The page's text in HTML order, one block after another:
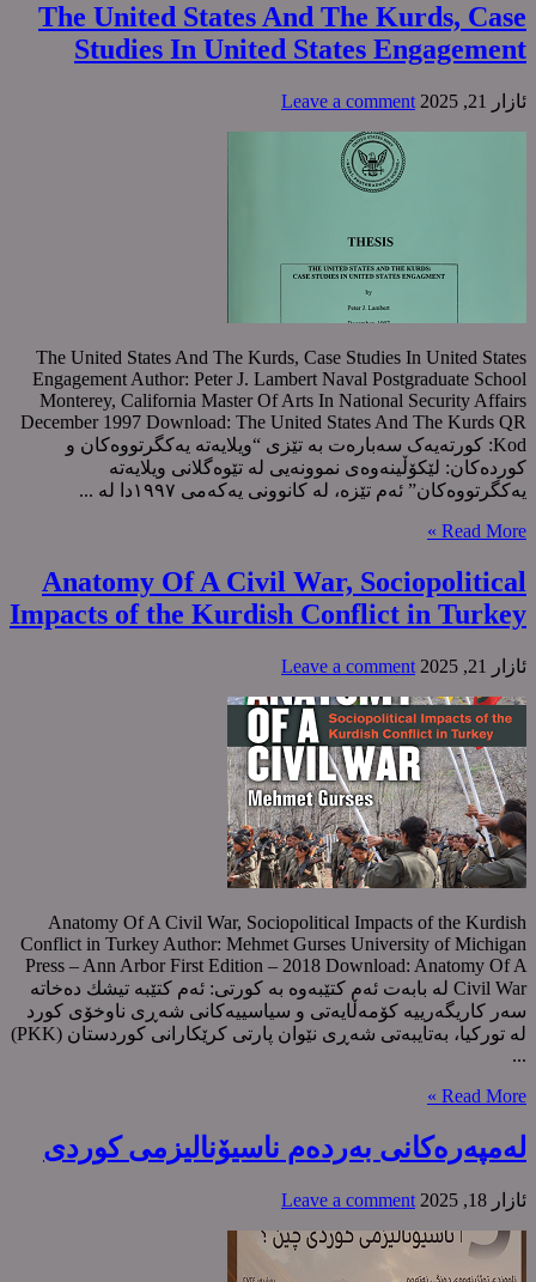
The United States And The Kurds, Case
Studies In United States Engagement
ئازار 21, 2025 Leave a comment
The United States And The Kurds, Case Studies In United States
Engagement Author: Peter J. Lambert Naval Postgraduate School
Monterey, California Master Of Arts In National Security Affairs
December 1997 Download: The United States And The Kurds ‌QR
Kod: کورتەیەک سەبارەت بە تێزی “ویلایەتە یەکگرتووەکان و
کوردەکان: لێکۆڵینەوەی نموونەیی لە تێوەگلانی ویلایەتە
یەکگرتووەکان” ئەم تێزە، لە کانوونی یەکەمی ١٩٩٧دا لە ...
Read More »
Anatomy Of A Civil War, Sociopolitical
Impacts of the Kurdish Conflict in Turkey
ئازار 21, 2025 Leave a comment
Anatomy Of A Civil War, Sociopolitical Impacts of the Kurdish
Conflict in Turkey Author: Mehmet Gurses University of Michigan
Press – Ann Arbor First Edition – 2018 Download: Anatomy Of A
Civil War لە بابەت ئەم کتێبەوە بە کورتی: ئەم کتێبە تیشك دەخاتە
سەر کاریگەرییە کۆمەڵایەتی و سیاسییەکانی شەڕی ناوخۆی کورد
لە تورکیا، بەتایبەتی شەڕی نێوان پارتی کرێکارانی کوردستان (PKK)
...
Read More »
لەمپەرەکانی بەردەم ناسیۆنالیزمی کوردی
ئازار 18, 2025 Leave a comment